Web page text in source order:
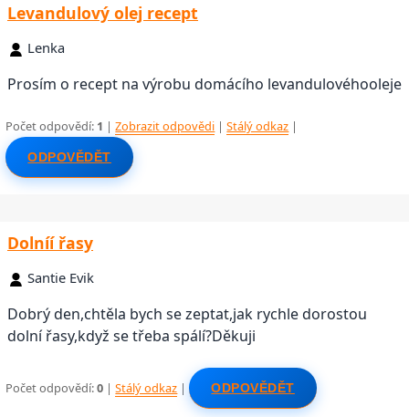
Levandulový olej recept
Lenka
Prosím o recept na výrobu domácího levandulovéhooleje
Počet odpovědí: 1 |Zobrazit odpovědi |Stálý odkaz |
ODPOVĚDĚT
Dolníí řasy
Santie Evik
Dobrý den,chtěla bych se zeptat,jak rychle dorostou
dolní řasy,když se třeba spálí?Děkuji
Počet odpovědí:0 |Stálý odkaz | ODPOVĚDĚT